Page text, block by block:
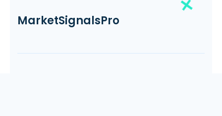
MarketSignalsPro